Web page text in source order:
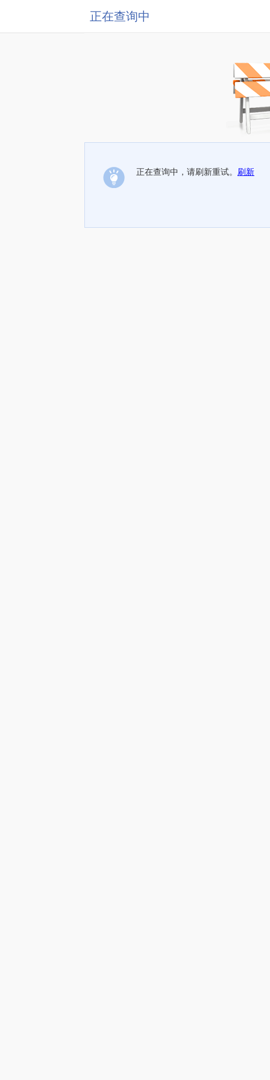
正在查询中
正在查询中，请刷新重试。 刷新